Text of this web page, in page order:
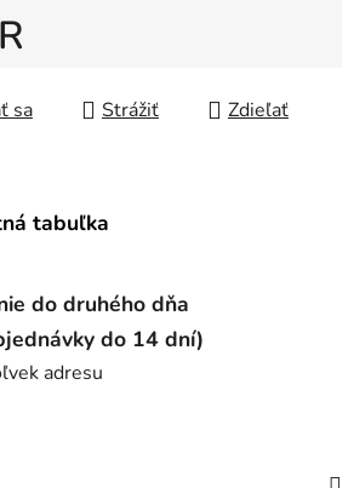
sa Strážiť Zdieľať
tabuľka
do druhého dňa
do 14 dní)
adresu